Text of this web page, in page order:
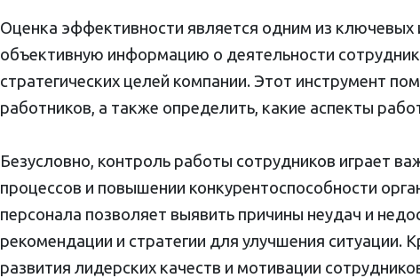
Оценка эффективности является одним из
объективную информацию о деятельности
стратегических целей компании. Этот инструмент
работников, а также определить, какие аспекты
Безусловно, контроль работы сотрудников играет
процессов и повышении конкурентоспособности
персонала позволяет выявить причины неудач и
рекомендации и стратегии для улучшения ситуации.
развития лидерских качеств и мотивации